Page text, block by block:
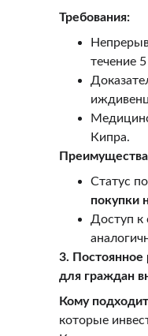
Требования:
течение 5
Кипра.
Статус
покупки
Доступ к
3. Постоянное
для граждан
Кому
которые